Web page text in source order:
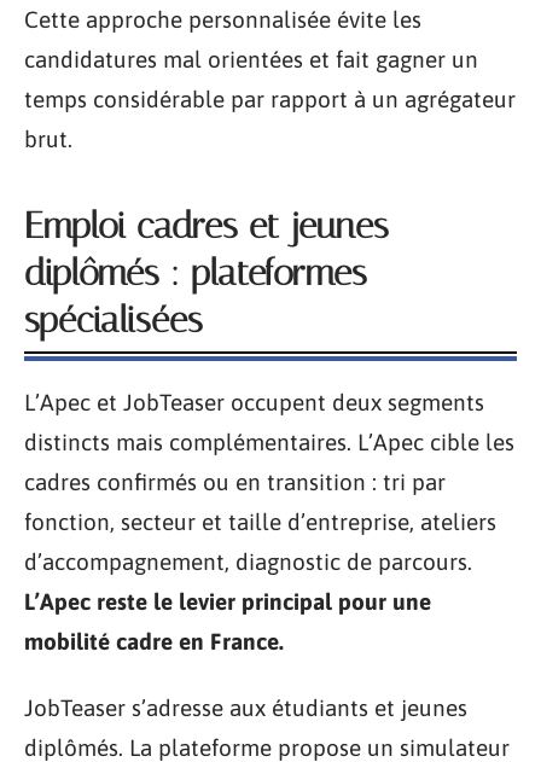
Cette approche personnalisée évite les
candidatures mal orientées et fait gagner un
temps considérable par rapport à un agrégateur
brut.
Emploi cadres et jeunes
diplômés : plateformes
spécialisées
L’Apec et JobTeaser occupent deux segments
distincts mais complémentaires. L’Apec cible les
cadres confirmés ou en transition : tri par
fonction, secteur et taille d’entreprise, ateliers
d’accompagnement, diagnostic de parcours.
L’Apec reste le levier principal pour une
mobilité cadre en France.
JobTeaser s’adresse aux étudiants et jeunes
diplômés. La plateforme propose un simulateur